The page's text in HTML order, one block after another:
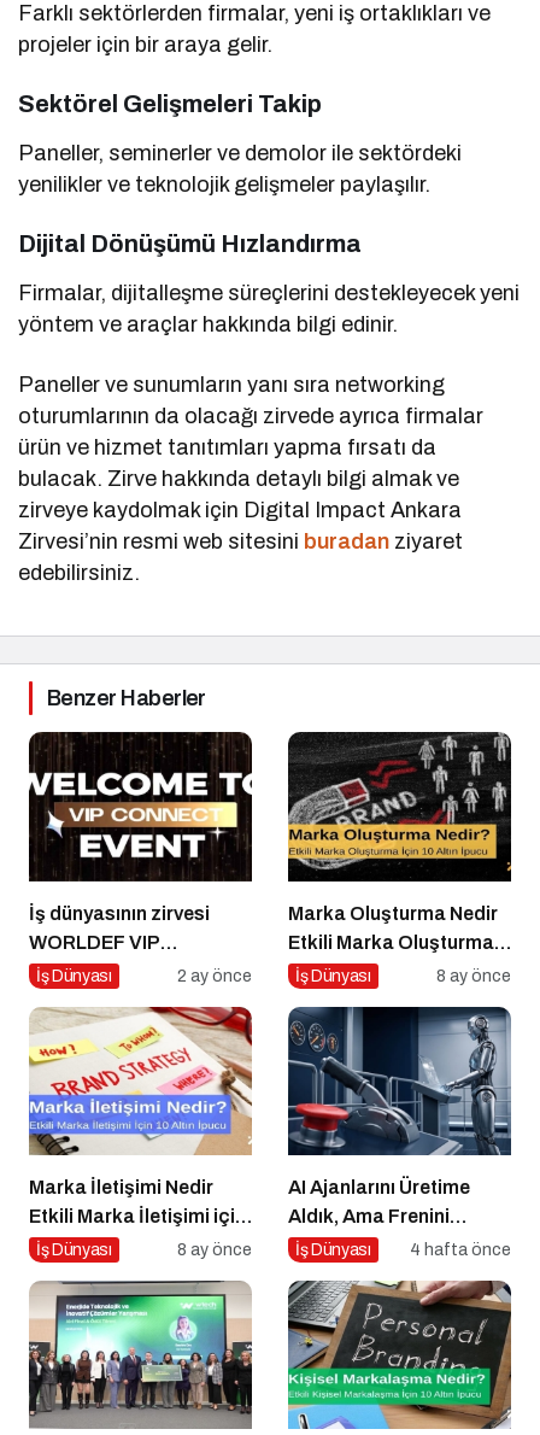
Farklı sektörlerden firmalar, yeni iş ortaklıkları ve
projeler için bir araya gelir.
Sektörel Gelişmeleri Takip
Paneller, seminerler ve demolor ile sektördeki
yenilikler ve teknolojik gelişmeler paylaşılır.
Dijital Dönüşümü Hızlandırma
Firmalar, dijitalleşme süreçlerini destekleyecek yeni
yöntem ve araçlar hakkında bilgi edinir.
Paneller ve sunumların yanı sıra networking
oturumlarının da olacağı zirvede ayrıca firmalar
ürün ve hizmet tanıtımları yapma fırsatı da
bulacak. Zirve hakkında detaylı bilgi almak ve
zirveye kaydolmak için Digital Impact Ankara
Zirvesi’nin resmi web sitesini buradan ziyaret
edebilirsiniz.
Benzer Haberler
İş dünyasının zirvesi
WORLDEF VIP
Connect’te buluştu
İş Dünyası 2 ay önce
Marka Oluşturma Nedir
Etkili Marka Oluşturma
için 10 Altın İpucu
İş Dünyası 8 ay önce
Marka İletişimi Nedir
Etkili Marka İletişimi için
10 Altın Öneri
İş Dünyası 8 ay önce
AI Ajanlarını Üretime
Aldık, Ama Frenini
Takmayı Unuttuk
İş Dünyası 4 hafta önce